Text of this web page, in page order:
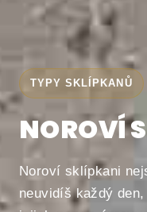
TYPY SKLÍPKANŮ
NOROVÍ
Noroví sklípkani
neuvidíš každý